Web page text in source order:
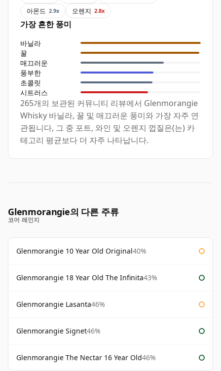
아몬드 2.9x 오렌지 2.8x
가장 흔한 풍미
바닐라
꿀
매끄러운
풍부한
초콜릿
시트러스
265개의 보관된 커뮤니티 리뷰에서 Glenmorangie
Whisky 바닐라, 꿀 및 매끄러운 풍미와 가장 자주 연
관됩니다, 그 중 포트, 와인 및 오렌지 껍질은(는) 카
테고리 평균보다 더 자주 나타납니다.
Glenmorangie의 다른 주류
코어 레인지
Glenmorangie 10 Year Old Original40%
Glenmorangie 18 Year Old The Infinita43%
Glenmorangie Lasanta46%
Glenmorangie Signet46%
Glenmorangie The Nectar 16 Year Old46%